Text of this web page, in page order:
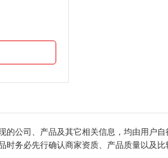
的公司、产品及其它相关信息，均由用户自
时务必先行确认商家资质、产品质量以及